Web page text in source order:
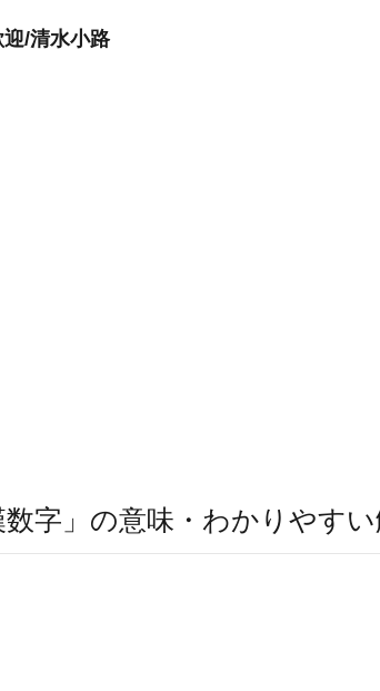
/清水小路
数字」の意味・わかりやす